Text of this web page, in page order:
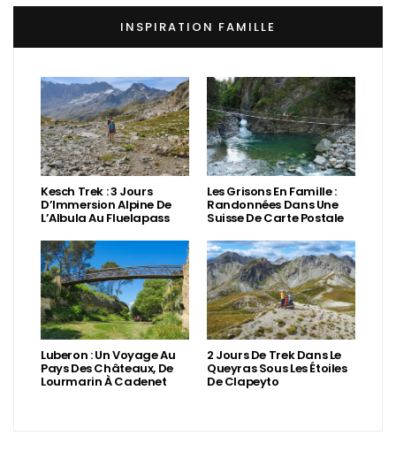
INSPIRATION FAMILLE
Kesch Trek : 3 Jours
D’Immersion Alpine De
L’Albula Au Fluelapass
Les Grisons En Famille :
Randonnées Dans Une
Suisse De Carte Postale
Luberon : Un Voyage Au
Pays Des Châteaux, De
Lourmarin À Cadenet
2 Jours De Trek Dans Le
Queyras Sous Les Étoiles
De Clapeyto